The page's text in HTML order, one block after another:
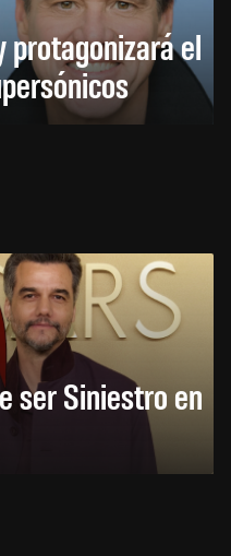
protagonizará el
ser Siniestro en